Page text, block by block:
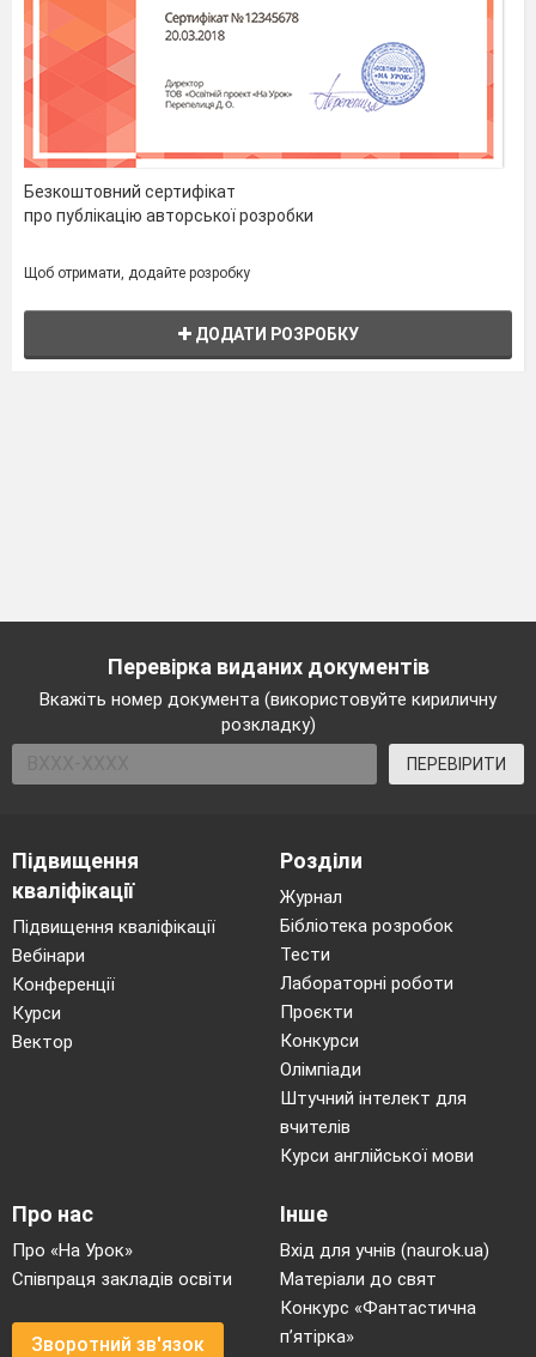
Безкоштовний сертифікат
про публікацію авторської розробки
Щоб отримати, додайте розробку
ДОДАТИ РОЗРОБКУ
Перевірка виданих документів
Вкажіть номер документа (використовуйте кириличну
розкладку)
ПЕРЕВІРИТИ
Підвищення
кваліфікації
Підвищення кваліфікації
Вебінари
Конференції
Курси
Вектор
Розділи
Журнал
Бібліотека розробок
Тести
Лабораторні роботи
Проєкти
Конкурси
Олімпіади
Штучний інтелект для
вчителів
Курси англійської мови
Про нас
Про «На Урок»
Співпраця закладів освіти
Зворотний зв'язок
Інше
Вхід для учнів (naurok.ua)
Матеріали до свят
Конкурс «Фантастична
п’ятірка»